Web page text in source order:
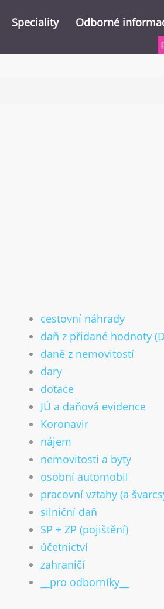
Speciality Odborné
cestovní náhrady
daň z přidané hodnoty
daně z nemovitostí
dary
dotace
JÚ a daňová evidence
Koronavir
nájem
nemovitosti a byty
osobní automobil
pracovní vztahy (a
silniční daň
SP + ZP (pojištění)
účetnictví
zahraničí
__pro odborníky__